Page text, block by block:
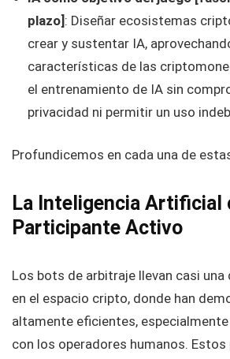
plazo] : Diseñar ecosistemas
crear y sustentar IA,
características de las
el entrenamiento de IA sin
privacidad ni permitir un uso
Profundicemos en cada una de
La Inteligencia Artificial
Participante Activo
Los bots de arbitraje llevan casi una
en el espacio cripto, donde han
altamente eficientes,
con los operadores humanos. Estos